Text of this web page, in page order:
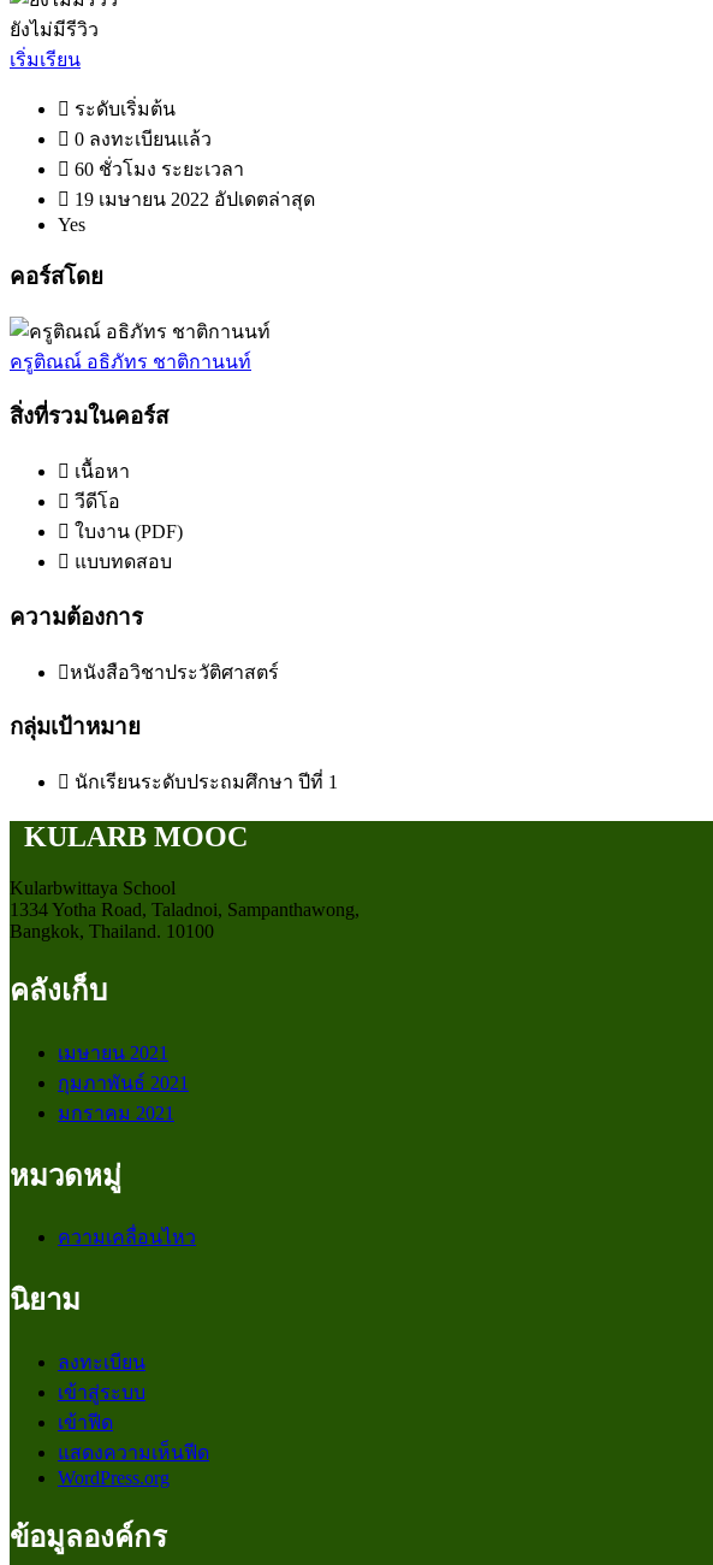
ยังไม่มีรีวิว
เริ่มเรียน
ระดับเริ่มต้น
0 ลงทะเบียนแล้ว
60 ชั่วโมง ระยะเวลา
19 เมษายน 2022 อัปเดตล่าสุด
Yes
คอร์สโดย
ครูติณณ์ อธิภัทร ชาติกานนท์
สิ่งที่รวมในคอร์ส
เนื้อหา
วีดีโอ
ใบงาน (PDF)
แบบทดสอบ
ความต้องการ
หนังสือวิชาประวัติศาสตร์
กลุ่มเป้าหมาย
นักเรียนระดับประถมศึกษา ปีที่ 1
KULARB MOOC
Kularbwittaya School
1334 Yotha Road, Taladnoi, Sampanthawong,
Bangkok, Thailand. 10100
คลังเก็บ
เมษายน 2021
กุมภาพันธ์ 2021
มกราคม 2021
หมวดหมู่
ความเคลื่อนไหว
นิยาม
ลงทะเบียน
เข้าสู่ระบบ
เข้าฟีด
แสดงความเห็นฟีด
WordPress.org
ข้อมูลองค์กร